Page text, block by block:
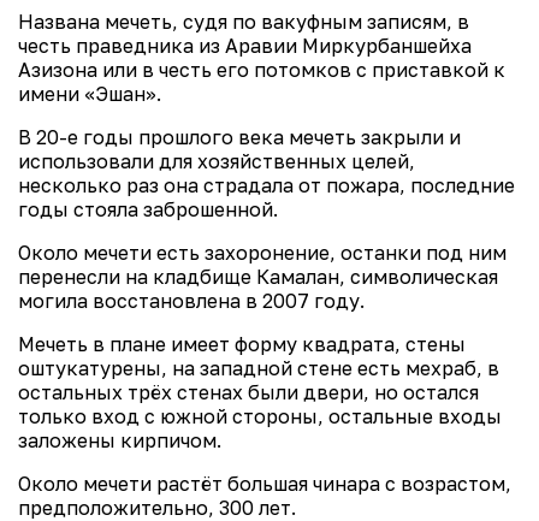
Названа мечеть, судя по вакуфным записям, в
честь праведника из Аравии Миркурбаншейха
Азизона или в честь его потомков с приставкой к
имени «Эшан».
В 20-е годы прошлого века мечеть закрыли и
использовали для хозяйственных целей,
несколько раз она страдала от пожара, последние
годы стояла заброшенной.
Около мечети есть захоронение, останки под ним
перенесли на кладбище Камалан, символическая
могила восстановлена в 2007 году.
Мечеть в плане имеет форму квадрата, стены
оштукатурены, на западной стене есть мехраб, в
остальных трёх стенах были двери, но остался
только вход с южной стороны, остальные входы
заложены кирпичом.
Около мечети растёт большая чинара с возрастом,
предположительно, 300 лет.